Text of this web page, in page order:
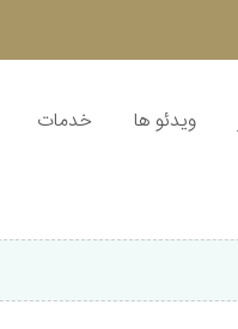
ویدئو ها خدمات